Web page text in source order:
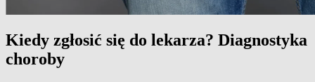
Kiedy zgłosić się do lekarza? Diagnostyka
choroby